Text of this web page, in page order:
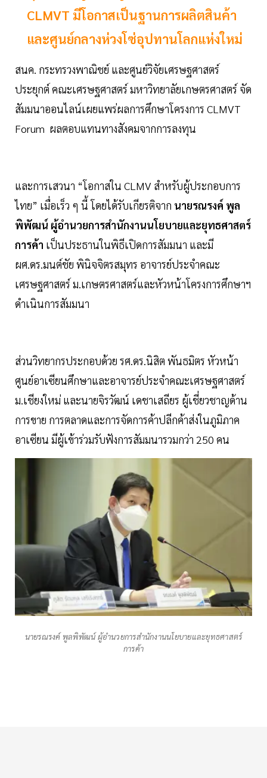
CLMVT มีโอกาสเป็นฐานการผลิตสินค้า
และศูนย์กลางห่วงโซ่อุปทานโลกแห่งใหม่
สนค. กระทรวงพาณิชย์ และศูนย์วิจัยเศรษฐศาสตร์
ประยุกต์ คณะเศรษฐศาสตร์ มหาวิทยาลัยเกษตรศาสตร์ จัด
สัมมนาออนไลน์เผยแพร่ผลการศึกษาโครงการ CLMVT
Forum ผลตอบแทนทางสังคมจากการลงทุน
และการเสวนา “โอกาสใน CLMV สำหรับผู้ประกอบการ
ไทย” เมื่อเร็ว ๆ นี้ โดยได้รับเกียรติจาก นายรณรงค์ พูล
พิพัฒน์ ผู้อำนวยการสำนักงานนโยบายและยุทธศาสตร์
การค้า เป็นประธานในพิธีเปิดการสัมมนา และมี
ผศ.ดร.มนต์ชัย พินิจจิตรสมุทร อาจารย์ประจำคณะ
เศรษฐศาสตร์ ม.เกษตรศาสตร์และหัวหน้าโครงการศึกษาฯ
ดำเนินการสัมมนา
ส่วนวิทยากรประกอบด้วย รศ.ดร.นิสิต พันธมิตร หัวหน้า
ศูนย์อาเซียนศึกษาและอาจารย์ประจำคณะเศรษฐศาสตร์
ม.เชียงใหม่ และนายจิรวัฒน์ เดชาเสถียร ผู้เชี่ยวชาญด้าน
การขาย การตลาดและการจัดการค้าปลีกค้าส่งในภูมิภาค
อาเซียน มีผู้เข้าร่วมรับฟังการสัมมนารวมกว่า 250 คน
นายรณรงค์ พูลพิพัฒน์ ผู้อำนวยการสำนักงานนโยบายและยุทธศาสตร์
การค้า